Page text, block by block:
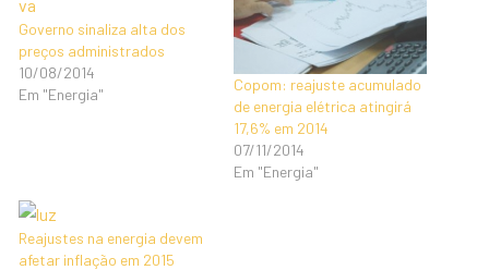
Governo sinaliza alta dos
preços administrados
10/08/2014
Em "Energia"
Copom: reajuste acumulado
de energia elétrica atingirá
17,6% em 2014
07/11/2014
Em "Energia"
Reajustes na energia devem
afetar inflação em 2015